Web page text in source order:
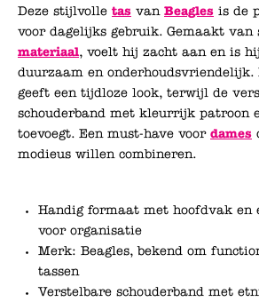
Deze stijlvolle tas van Beagles is de
voor dagelijks gebruik. Gemaakt van
materiaal, voelt hij zacht aan en is
duurzaam en
geeft een tijdloze look, terwijl de
schouderband met kleurrijk patroon
toevoegt. Een must-have voor dames
modieus willen combineren.
Handig formaat met hoofdvak
voor organisatie
Merk: Beagles, bekend om
tassen
Verstelbare schouderband met